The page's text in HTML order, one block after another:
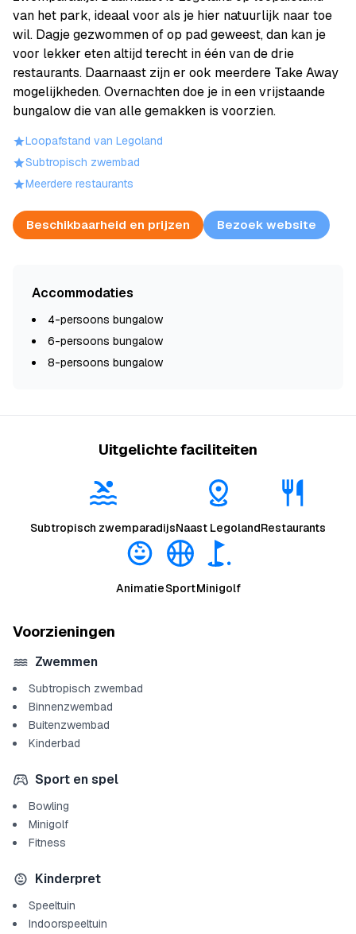
van het park, ideaal voor als je hier natuurlijk naar toe
wil. Dagje gezwommen of op pad geweest, dan kan je
voor lekker eten altijd terecht in één van de drie
restaurants. Daarnaast zijn er ook meerdere Take Away
mogelijkheden. Overnachten doe je in een vrijstaande
bungalow die van alle gemakken is voorzien.
Loopafstand van Legoland
Subtropisch zwembad
Meerdere restaurants
Beschikbaarheid en prijzen Bezoek website
Accommodaties
4-persoons bungalow
6-persoons bungalow
8-persoons bungalow
Uitgelichte faciliteiten
Subtropisch zwemparadijsNaast LegolandRestaurants
AnimatieSportMinigolf
Voorzieningen
Zwemmen
Subtropisch zwembad
Binnenzwembad
Buitenzwembad
Kinderbad
Sport en spel
Bowling
Minigolf
Fitness
Kinderpret
Speeltuin
Indoorspeeltuin